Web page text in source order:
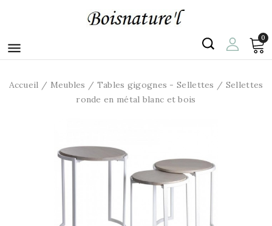

0
Accueil Meubles Tables gigognes - Sellettes
Sellettes
ronde en métal blanc et bois